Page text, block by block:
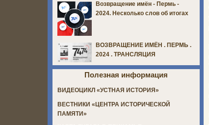
Возвращение имён - Пермь -
2024. Несколько слов об итогах
ВОЗВРАЩЕНИЕ ИМЁН . ПЕРМЬ .
2024 . ТРАНСЛЯЦИЯ
Полезная информация
ВИДЕОЦИКЛ «УСТНАЯ ИСТОРИЯ»
ВЕСТНИКИ «ЦЕНТРА ИСТОРИЧЕСКОЙ
ПАМЯТИ»